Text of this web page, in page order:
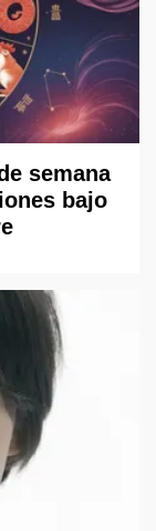
semana
bajo